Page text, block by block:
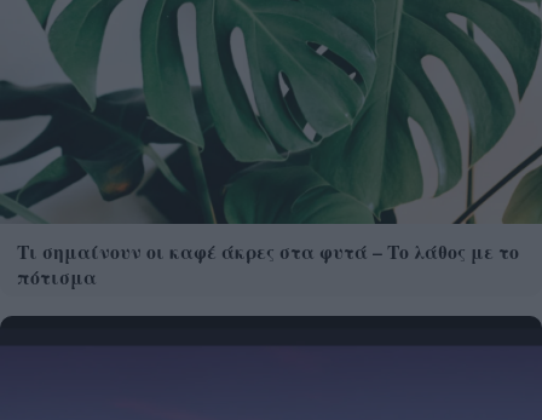
Τι σημαίνουν οι καφέ άκρες στα φυτά – Το λάθος με το
πότισμα